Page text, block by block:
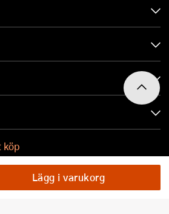
Lägg i varukorg
köp
appen